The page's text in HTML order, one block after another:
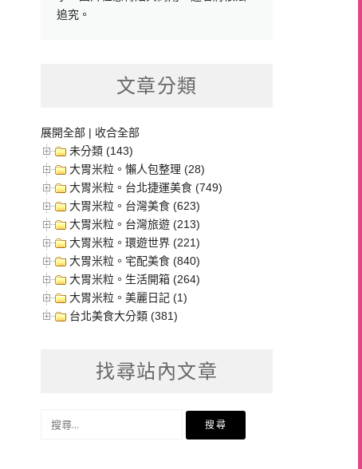
追究。
文章分類
展開全部 | 收合全部
未分類 (143)
大胃米粒。懶人包整理 (28)
大胃米粒。台北捷運美食 (749)
大胃米粒。台灣美食 (623)
大胃米粒。台灣旅遊 (213)
大胃米粒。環遊世界 (221)
大胃米粒。宅配美食 (840)
大胃米粒。生活開箱 (264)
大胃米粒。美麗日記 (1)
台北美食大分類 (381)
找尋站內文章